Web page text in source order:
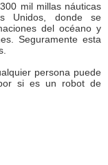
mil millas náuticas
Unidos, donde se
del océano y
Seguramente esta
persona puede
si es un robot de